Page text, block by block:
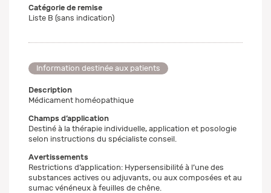
Catégorie de remise
Liste B (sans indication)
Information destinée aux patients
Description
Médicament homéopathique
Champs d’application
Destiné à la thérapie individuelle, application et posologie
selon instructions du spécialiste conseil.
Avertissements
Restrictions d’application: Hypersensibilité à l’une des
substances actives ou adjuvants, ou aux composées et au
sumac vénéneux à feuilles de chêne.